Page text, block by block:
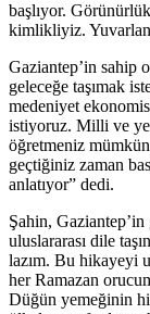
başlıyor.
kimlikliyiz.
Gaziantep’in sahip
geleceğe taşımak
medeniyet
istiyoruz. Milli ve
öğretmeniz
geçtiğiniz zaman
anlatıyor” dedi.
Şahin,
uluslararası dile
lazım. Bu hikayeyi
her Ramazan
Düğün yemeğinin